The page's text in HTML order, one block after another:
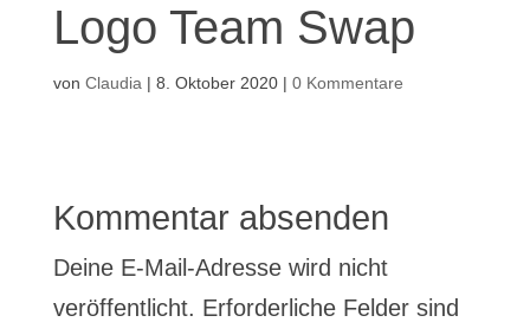
Logo Team Swap
von Claudia | 8. Oktober 2020| 0 Kommentare
Kommentar absenden
Deine E-Mail-Adresse wird nicht
veröffentlicht. Erforderliche Felder sind